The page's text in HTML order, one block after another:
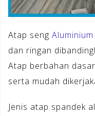
Atap seng Aluminium
dan ringan
Atap berbahan
serta mudah
Jenis atap spandek